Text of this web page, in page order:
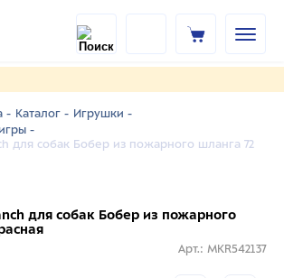
- Каталог - Игрушки -
-
для собак Бобер из пожарного шланга 72
для собак Бобер из пожарного
Арт.: MKR542137